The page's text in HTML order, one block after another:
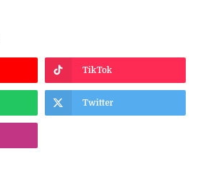
TikTok
Twitter